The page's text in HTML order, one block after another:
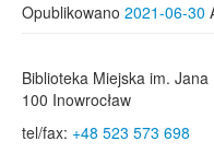
Opublikowano 2021-06-30
Biblioteka Miejska im.
100 Inowrocław
tel/fax: +48 523 573 698